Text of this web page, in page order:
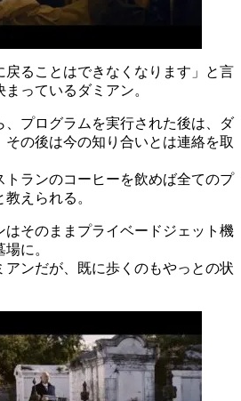
戻ることはできなくなります」と言
っているダミアン。
、プログラムを実行された後は、ダ
その後は今の知り合いとは連絡を取
トランのコーヒーを飲めば全てのプ
えられる。
はそのままプライベードジェット機
に。
ンだが、既に歩くのもやっとの状